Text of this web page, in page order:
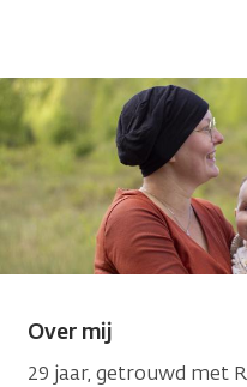
Over mij
29 jaar, getrouwd met